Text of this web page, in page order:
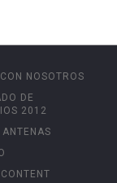
NOSOTROS
DE
2012